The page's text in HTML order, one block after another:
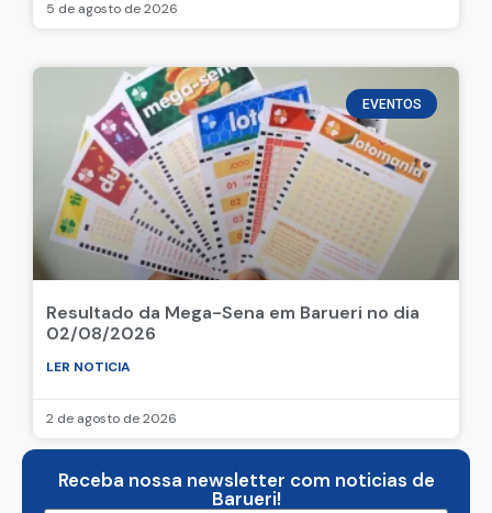
5 de agosto de 2026
EVENTOS
Resultado da Mega-Sena em Barueri no dia
02/08/2026
LER NOTICIA
2 de agosto de 2026
Receba nossa newsletter com noticias de
Barueri!